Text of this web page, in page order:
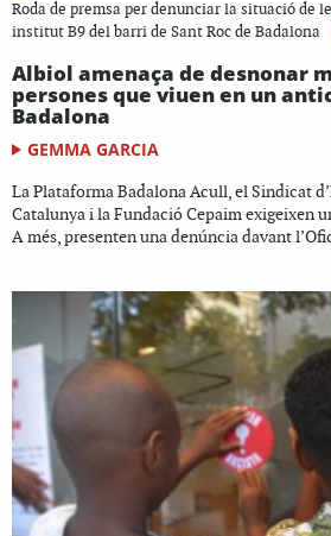
Roda de premsa per denunciar la situació de
institut B9 del barri de Sant Roc de Badalona
Albiol amenaça de desnonar
persones que viuen en un
Badalona
GEMMA GARCIA
La Plataforma Badalona Acull, el Sindicat
Catalunya i la Fundació Cepaim exigeixen
A més, presenten una denúncia davant